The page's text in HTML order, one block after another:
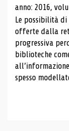
anno: 2016,
Le possibilità
offerte dalla
progressiva
biblioteche
spesso